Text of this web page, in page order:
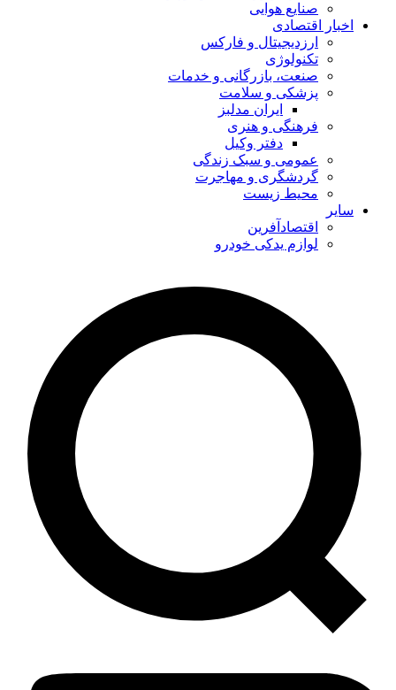
صنایع هوایی
اخبار اقتصادی
ارزدیجیتال و فارکس
تکنولوژی
صنعت، بازرگانی و خدمات
پزشکی و سلامت
ایران مدلبز
فرهنگی و هنری
دفتر وکیل
عمومی و سبک زندگی
گردشگری و مهاجرت
محیط زیست
سایر
اقتصادآفرین
لوازم یدکی خودرو